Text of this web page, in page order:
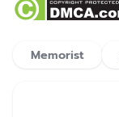
Memorist